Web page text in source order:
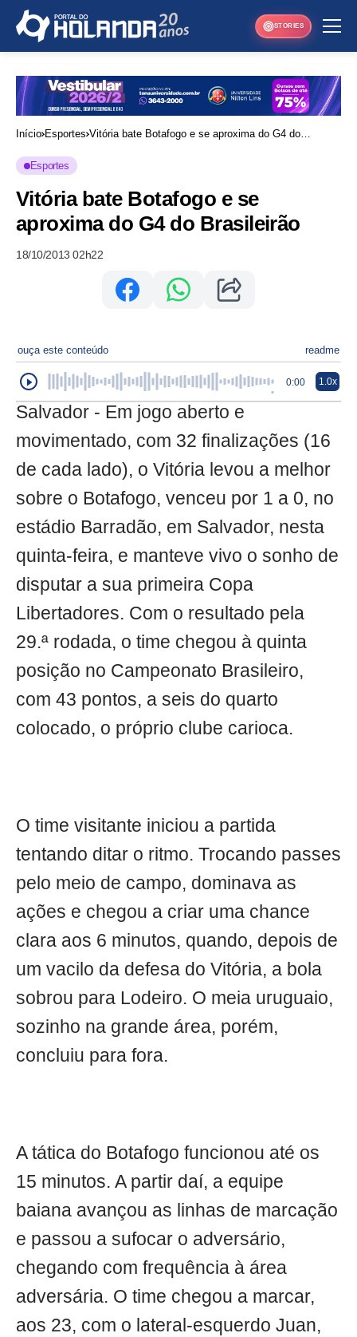
STORIES
Início Esportes Vitória bate Botafogo e se aproxima do G4 do
Esportes
Vitória bate Botafogo e se
aproxima do G4 do Brasileirão
18/10/2013 02h22
ouça este conteúdo readme
0:00 1.0x
Salvador - Em jogo aberto e
movimentado, com 32 finalizações (16
de cada lado), o Vitória levou a melhor
sobre o Botafogo, venceu por 1 a 0, no
estádio Barradão, em Salvador, nesta
quinta-feira, e manteve vivo o sonho de
disputar a sua primeira Copa
Libertadores. Com o resultado pela
29.ª rodada, o time chegou à quinta
posição no Campeonato Brasileiro,
com 43 pontos, a seis do quarto
colocado, o próprio clube carioca.
O time visitante iniciou a partida
tentando ditar o ritmo. Trocando passes
pelo meio de campo, dominava as
ações e chegou a criar uma chance
clara aos 6 minutos, quando, depois de
um vacilo da defesa do Vitória, a bola
sobrou para Lodeiro. O meia uruguaio,
sozinho na grande área, porém,
concluiu para fora.
A tática do Botafogo funcionou até os
15 minutos. A partir daí, a equipe
baiana avançou as linhas de marcação
e passou a sufocar o adversário,
chegando com frequência à área
adversária. O time chegou a marcar,
aos 23, com o lateral-esquerdo Juan,